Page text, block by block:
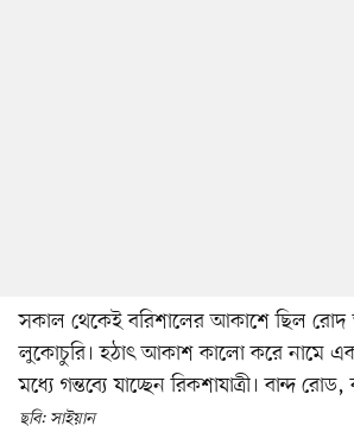
সকাল থেকেই বরিশালের আকাশে ছিল
লুকোচুরি। হঠাৎ আকাশ কালো করে নামে
মধ্যে গন্তব্যে যাচ্ছেন রিকশাযাত্রী। বান্দ
ছবি: সাইয়ান